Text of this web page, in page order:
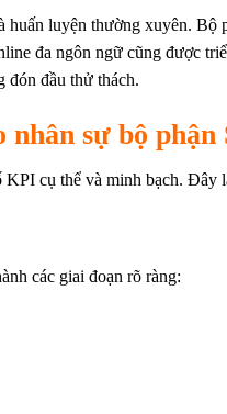
luyện thường xuyên.
đa ngôn ngữ cũng được
đón đầu thử thách.
sự bộ phận
cụ thể và minh bạch.
các giai đoạn rõ ràng: